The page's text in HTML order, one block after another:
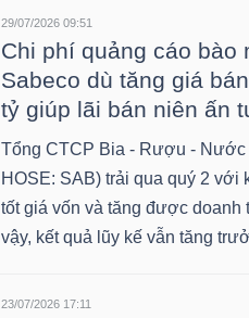
29/07/2026 09:51
Chi phí quảng cáo bào
Sabeco dù tăng giá
tỷ giúp lãi bán niên ấn
Tổng CTCP Bia - Rượu - Nước
HOSE: SAB) trải qua quý 2 với
tốt giá vốn và tăng được doanh
vậy, kết quả lũy kế vẫn tăng
23/07/2026 17:11